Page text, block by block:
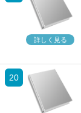
詳しく見る
20